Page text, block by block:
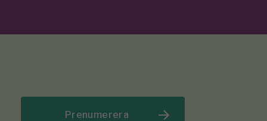
Prenumerera